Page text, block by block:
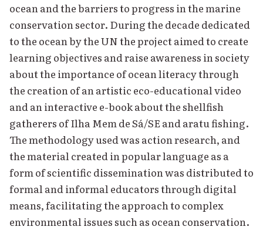
ocean and the barriers to progress in the marine
conservation sector. During the decade dedicated
to the ocean by the UN the project aimed to create
learning objectives and raise awareness in society
about the importance of ocean literacy through
the creation of an artistic eco-educational video
and an interactive e-book about the shellfish
gatherers of Ilha Mem de Sá/SE and aratu fishing.
The methodology used was action research, and
the material created in popular language as a
form of scientific dissemination was distributed to
formal and informal educators through digital
means, facilitating the approach to complex
environmental issues such as ocean conservation.